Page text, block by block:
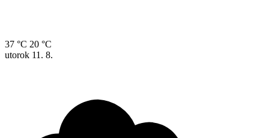
37 °C 20 °C
utorok 11. 8.